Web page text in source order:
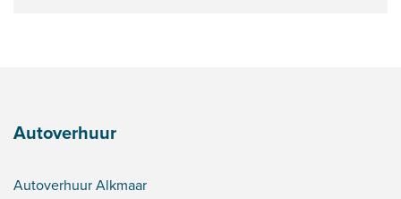
Autoverhuur
Autoverhuur Alkmaar